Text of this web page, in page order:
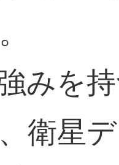
みを
衛星